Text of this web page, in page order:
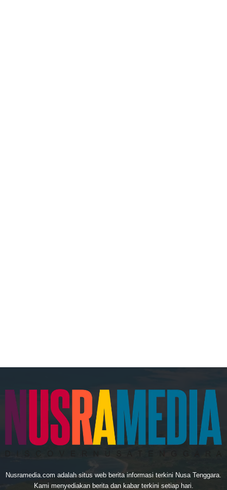
Nusramedia.com adalah situs web berita informasi terkini Nusa Tenggara.
Kami menyediakan berita dan kabar terkini setiap hari.